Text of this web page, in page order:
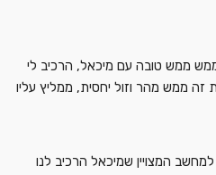
המצויין שמיכאל הרכיב לנו